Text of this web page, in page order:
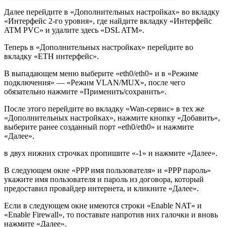
Далее перейдите в «Дополнительных настройках» во вкладку
«Интерфейс 2-го уровня», где найдите вкладку «Интерфейс
ATM PVC» и удалите здесь «DSL ATM».
Теперь в «Дополнительных настройках» перейдите во
вкладку «ETH интерфейс».
В выпадающем меню выберите «eth0/eth0» и в «Режиме
подключения» — «Режим VLAN/MUX», после чего
обязательно нажмите «Применить/сохранить».
После этого перейдите во вкладку «Wan-сервис» в тех же
«Дополнительных настройках», нажмите кнопку «Добавить»,
выберите ранее созданный порт «eth0/eth0» и нажмите
«Далее».
в двух нижних строчках пропишите «-1» и нажмите «Далее».
В следующем окне «PPP имя пользователя» и «PPP пароль»
укажите имя пользователя и пароль из договора, который
предоставил провайдер интернета, и кликните «Далее».
Если в следующем окне имеются строки «Enable NAT» и
«Enable Firewall», то поставьте напротив них галочки и вновь
нажмите «Далее».